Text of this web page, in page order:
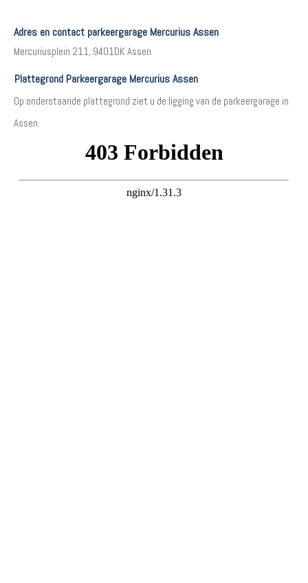
Adres en contact parkeergarage Mercurius Assen
Mercuriusplein 211, 9401DK Assen
Plattegrond Parkeergarage Mercurius Assen
Op onderstaande plattegrond ziet u de ligging van de parkeergarage in
Assen.